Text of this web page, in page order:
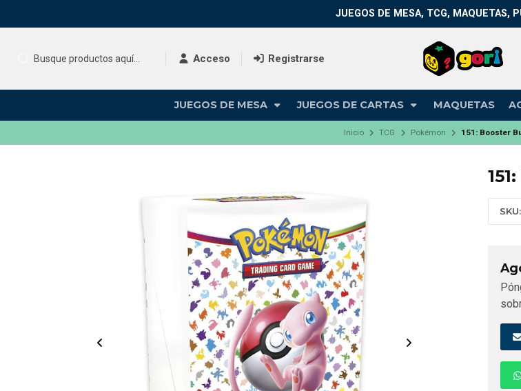
Acceso Registrarse
JUEGOS DE MESA JUEGOS DE CARTAS MAQUETAS
JUEGOS DE MESA, TCG, MAQUETAS,
Inicio TCG Pokémon 151: Booster